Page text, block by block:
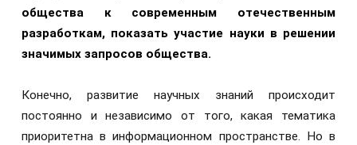
общества к современным отечественным
разработкам, показать участие науки в решении
значимых запросов общества.
Конечно, развитие научных знаний происходит
постоянно и независимо от того, какая тематика
приоритетна в информационном пространстве. Но в